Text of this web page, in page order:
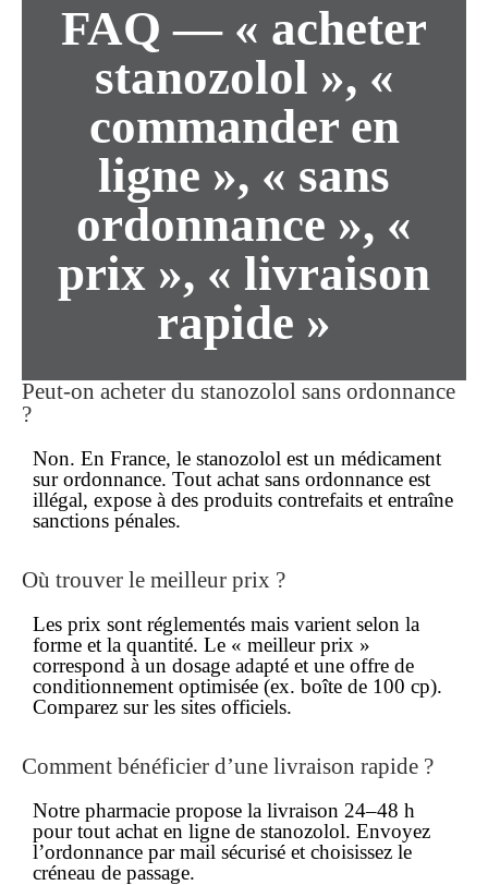
FAQ — « acheter
stanozolol », «
commander en
ligne », « sans
ordonnance », «
prix », « livraison
rapide »
Peut-on acheter du stanozolol sans ordonnance
?
Non. En France, le stanozolol est un médicament
sur ordonnance. Tout achat sans ordonnance est
illégal, expose à des produits contrefaits et entraîne
sanctions pénales.
Où trouver le meilleur prix ?
Les prix sont réglementés mais varient selon la
forme et la quantité. Le « meilleur prix »
correspond à un dosage adapté et une offre de
conditionnement optimisée (ex. boîte de 100 cp).
Comparez sur les sites officiels.
Comment bénéficier d’une livraison rapide ?
Notre pharmacie propose la livraison 24–48 h
pour tout achat en ligne de stanozolol. Envoyez
l’ordonnance par mail sécurisé et choisissez le
créneau de passage.